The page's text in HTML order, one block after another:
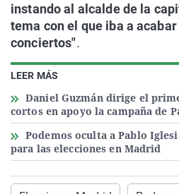
LEER MÁS
Daniel Guzmán dirige el
cortos en apoyo la campaña de
Podemos oculta a Pablo
para las elecciones en Madrid
instando al alcalde de la
tema con el que iba a
conciertos".